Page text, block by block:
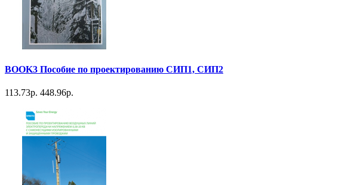
BOOK3 Пособие по проектированию СИП1, СИП2
113.73р. 448.96р.